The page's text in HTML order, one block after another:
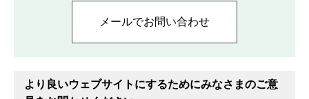
より良いウェブサイトにするためにみなさまのご意